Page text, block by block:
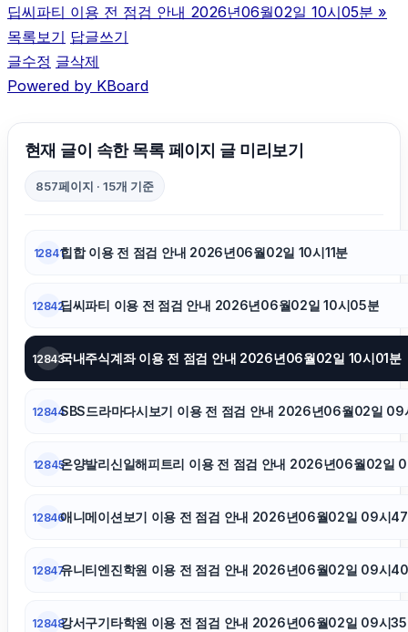
이혼변호사
대전이혼전문변호사
동탄임플란트
병원마케팅
대구이혼전문변호사
딥씨파티 이용 전 점검 안내 2026년06월02일 10시05분 »
목록보기 답글쓰기
글수정 글삭제
Powered by KBoard
현재 글이 속한 목록 페이지 글 미리보기
857페이지 · 15개 기준
12841힙합 이용 전 점검 안내 2026년06월02일 10시11분
12842딥씨파티 이용 전 점검 안내 2026년06월02일 10시05분
12843국내주식계좌 이용 전 점검 안내 2026년06월02일 10시01분
12844SBS드라마다시보기 이용 전 점검 안내 2026년06월02일
12845온양발리신일해피트리 이용 전 점검 안내 2026년06월02일
12846애니메이션보기 이용 전 점검 안내 2026년06월02일 09시
12847유니티엔진학원 이용 전 점검 안내 2026년06월02일 09시
12848강서구기타학원 이용 전 점검 안내 2026년06월02일 09시